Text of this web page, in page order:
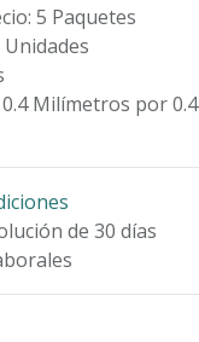
: 5 Paquetes
Unidades
0.4 Milímetros por 0.4
de 30 días